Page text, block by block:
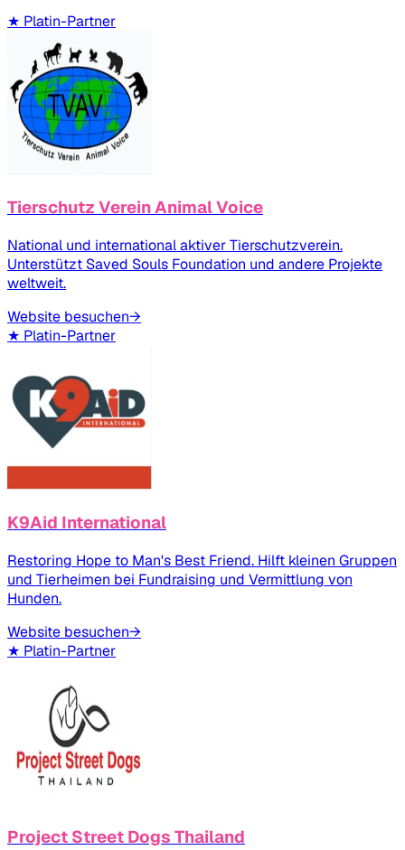
★ Platin-Partner
Tierschutz Verein Animal Voice
National und international aktiver Tierschutzverein.
Unterstützt Saved Souls Foundation und andere Projekte
weltweit.
Website besuchen→
★ Platin-Partner
K9Aid International
Restoring Hope to Man's Best Friend. Hilft kleinen Gruppen
und Tierheimen bei Fundraising und Vermittlung von
Hunden.
Website besuchen→
★ Platin-Partner
Project Street Dogs Thailand